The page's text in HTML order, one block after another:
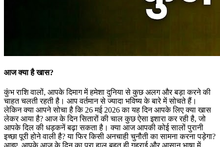
आज क्या है खास?
कुंभ राशि वालों, आपके दिमाग में हमेशा दुनिया से कुछ अलग और बड़ा करने की
चाहत चलती रहती है। आप वर्तमान से ज्यादा भविष्य के बारे में सोचते हैं।
लेकिन क्या आपने सोचा है कि 26 मई 2026 का यह दिन आपके लिए क्या खास
लेकर आया है? आज के दिन सितारों की चाल कुछ ऐसा इशारा कर रही है, जो
आपके दिल की धड़कनें बढ़ा सकता है। क्या आज आपकी कोई सालों पुरानी
इच्छा पूरी होने वाली है? या फिर किसी अनचाही चुनौती का सामना करना पड़ेगा?
आइए, आपके आज के दिन का पूरा हाल बहुत ही गहराई और आसान भाषा में